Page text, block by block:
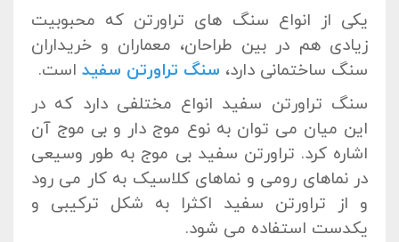
یکی از انواع سنگ های تراورتن که محبوبیت
زیادی هم در بین طراحان، معماران و خریداران
سنگ ساختمانی دارد، سنگ تراورتن سفید است.
سنگ تراورتن سفید انواع مختلفی دارد که در
این میان می توان به نوع موج دار و بی موج آن
اشاره کرد. تراورتن سفید بی موج به طور وسیعی
در نماهای رومی و نماهای کلاسیک به کار می رود
و از تراورتن سفید اکثرا به شکل ترکیبی و
یکدست استفاده می شود.